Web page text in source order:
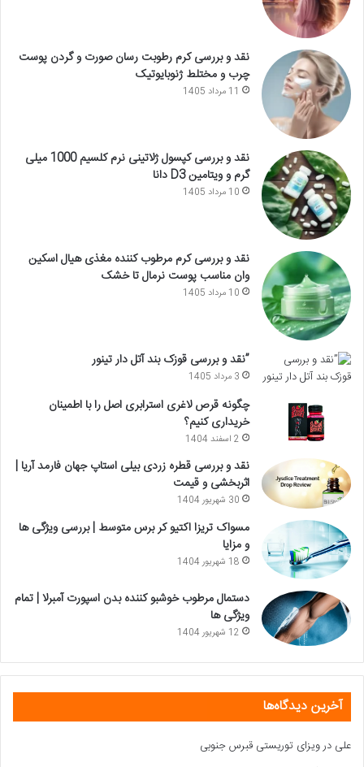
نقد و بررسی کرم رطوبت رسان صورت و گردن پوست
چرب و مختلط ژنوبایوتیک
11 مرداد 1405
نقد و بررسی کپسول ژلاتینی نرم کلسیم 1000 میلی
گرم و ویتامین D3 دانا
10 مرداد 1405
نقد و بررسی کرم مرطوب کننده مغذی هیال اسکین
وان مناسب پوست نرمال تا خشک
10 مرداد 1405
”نقد و بررسی قوزک بند آتل دار تینور
3 مرداد 1405
چگونه قرص لاغری استرابری اصل را با اطمینان
خریداری کنیم؟
2 اسفند 1404
نقد و بررسی قطره زردی بیلی استاپ جهان فارمد آریا |
اثربخشی و قیمت
30 شهریور 1404
مسواک تریزا اکتیو کر برس متوسط | بررسی ویژگی ها
و مزایا
18 شهریور 1404
دستمال مرطوب خوشبو کننده بدن اسپورت آمبرلا | تمام
ویژگی ها
12 شهریور 1404
آخرین دیدگاه‌ها
علی درویزای توریستی قبرس جنوبی